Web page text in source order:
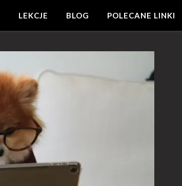
LEKCJE BLOG POLECANE LINKI